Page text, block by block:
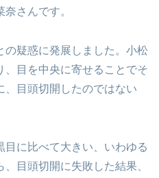
さんです。
の疑惑に発展しました。小松
目を中央に寄せることでそ
、目頭切開したのではない
目に比べて大きい、いわゆる
目頭切開に失敗した結果、